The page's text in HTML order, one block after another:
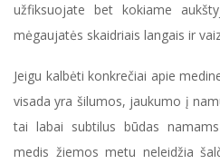
užfiksuojate bet kokiame
mėgaujatės skaidriais langais ir
Jeigu kalbėti konkrečiai apie
visada yra šilumos, jaukumo į
tai labai subtilus būdas
medis žiemos metu neleidžia